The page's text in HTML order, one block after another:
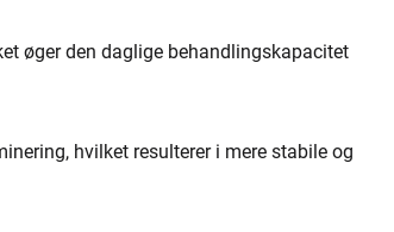
øger den daglige behandlingskapacitet
hvilket resulterer i mere stabile og